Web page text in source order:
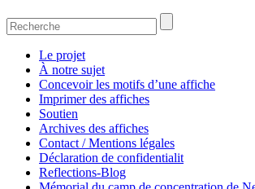
Le projet
À notre sujet
Concevoir les motifs d’une affiche
Imprimer des affiches
Soutien
Archives des affiches
Contact / Mentions légales
Déclaration de confidentialit
Reflections-Blog